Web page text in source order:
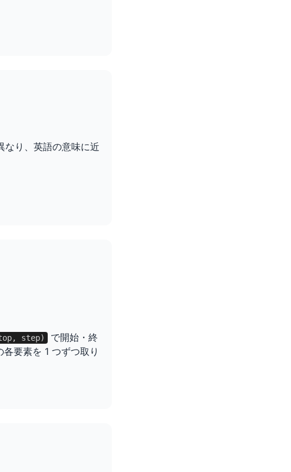
なり、英語の意味に近
step)
で開始・終
要素を 1 つずつ取り